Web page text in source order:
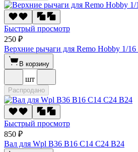
Быстрый просмотр
250 ₽
Верхние рычаги для Remo Hobby 1/16
В корзину
шт
Распродано
Быстрый просмотр
850 ₽
Вал для Wpl B36 B16 C14 C24 B24